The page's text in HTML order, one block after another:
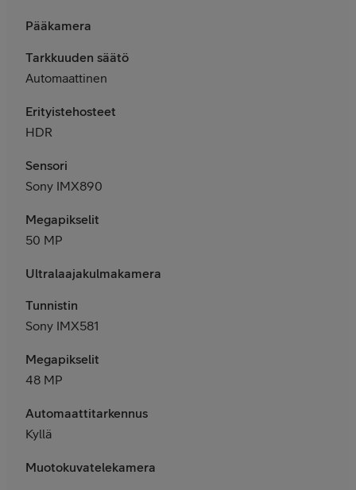
Pääkamera
Tarkkuuden säätö
Automaattinen
Erityistehosteet
HDR
Sensori
Sony IMX890
Megapikselit
50 MP
Ultralaajakulmakamera
Tunnistin
Sony IMX581
Megapikselit
48 MP
Automaattitarkennus
Kyllä
Muotokuvatelekamera